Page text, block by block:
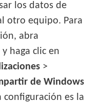
los datos de
otro equipo. Para
abra
y haga clic en
>
de Windows
configuración es la